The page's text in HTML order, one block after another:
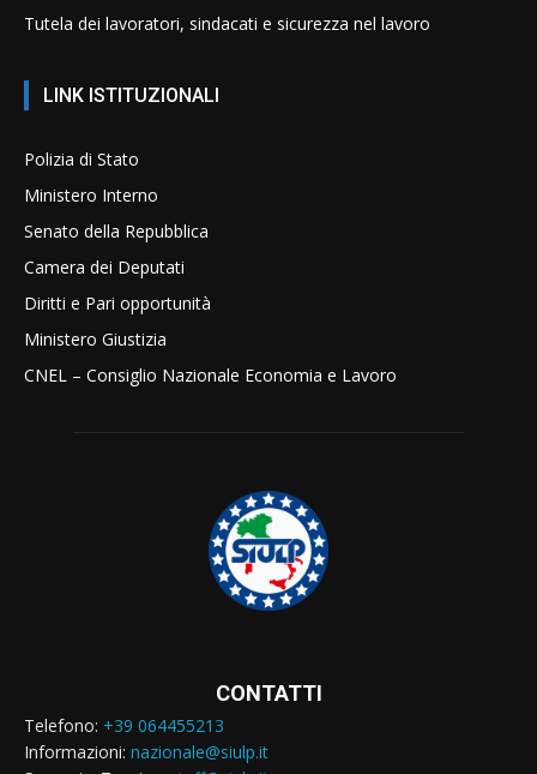
Tutela dei lavoratori, sindacati e sicurezza nel lavoro
LINK ISTITUZIONALI
Polizia di Stato
Ministero Interno
Senato della Repubblica
Camera dei Deputati
Diritti e Pari opportunità
Ministero Giustizia
CNEL – Consiglio Nazionale Economia e Lavoro
CONTATTI
Telefono: +39 064455213
Informazioni: nazionale@siulp.it